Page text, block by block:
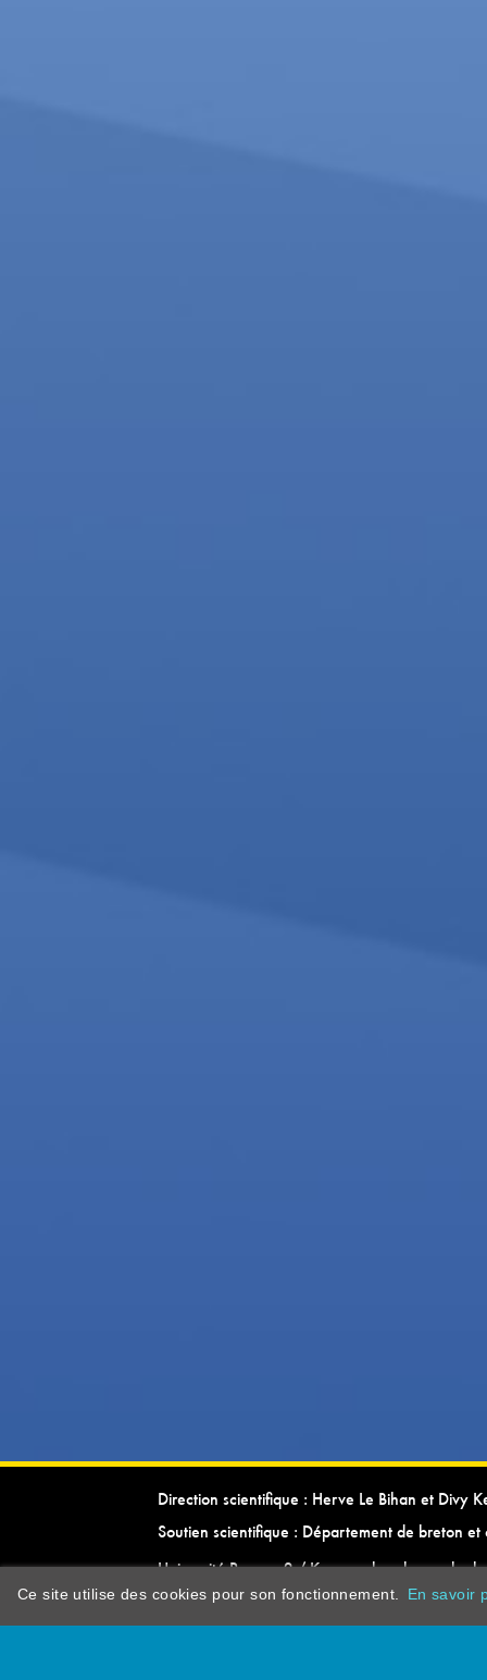
Direction scientifique : Herve Le Bihan et Divy
Soutien scientifique : Département de breton et
Université Rennes 2 / Kevrenn brezhoneg ha
Ce site utilise des cookies pour son fonctionnement. En savoir